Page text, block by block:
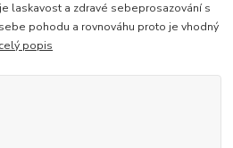
laskavost a zdravé sebeprosazování s
pohodu a rovnováhu proto je vhodný
celý popis